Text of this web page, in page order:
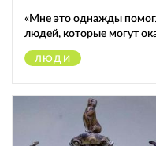
«Мне это однажды
людей, которые могут
ЛЮДИ